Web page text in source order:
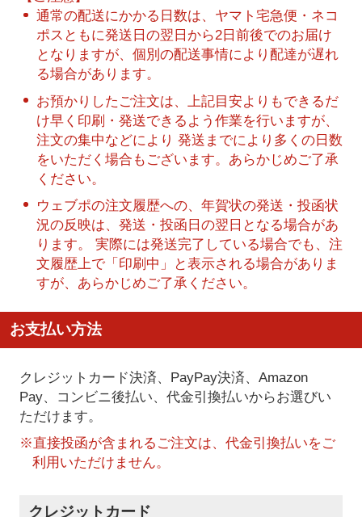
通常の配送にかかる日数は、ヤマト宅急便・ネコ
ポスともに発送日の翌日から2日前後でのお届け
となりますが、個別の配送事情により配達が遅れ
る場合があります。
お預かりしたご注文は、上記目安よりもできるだ
け早く印刷・発送できるよう作業を行いますが、
注文の集中などにより 発送までにより多くの日数
をいただく場合もございます。あらかじめご了承
ください。
ウェブポの注文履歴への、年賀状の発送・投函状
況の反映は、発送・投函日の翌日となる場合があ
ります。 実際には発送完了している場合でも、注
文履歴上で「印刷中」と表示される場合がありま
すが、あらかじめご了承ください。
お支払い方法
クレジットカード決済、PayPay決済、Amazon
Pay、コンビニ後払い、代金引換払いからお選びい
ただけます。
※直接投函が含まれるご注文は、代金引換払いをご
利用いただけません。
クレジットカード